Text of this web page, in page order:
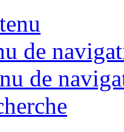
de
de